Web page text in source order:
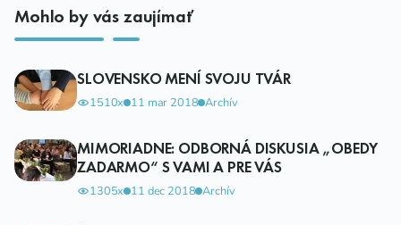
Mohlo by vás zaujímať
SLOVENSKO MENÍ SVOJU TVÁR
1510x 11 mar 2018 Archív
MIMORIADNE: ODBORNÁ DISKUSIA „OBEDY
ZADARMO“ S VAMI A PRE VÁS
1305x 11 dec 2018 Archív